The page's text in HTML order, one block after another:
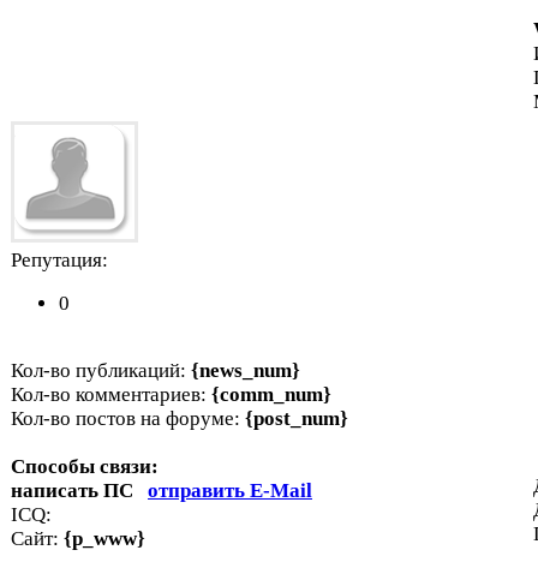
Репутация:
0
Кол-во публикаций: {news_num}
Кол-во комментариев: {comm_num}
Кол-во постов на форуме: {post_num}
Способы связи:
написать ПС отправить E-Mail
ICQ:
Сайт: {p_www}